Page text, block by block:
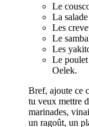
Le
La
Les
Le
Les
Le poulet
Oelek.
Bref, ajoute ce
tu veux mettre
marinades,
un ragoût, un